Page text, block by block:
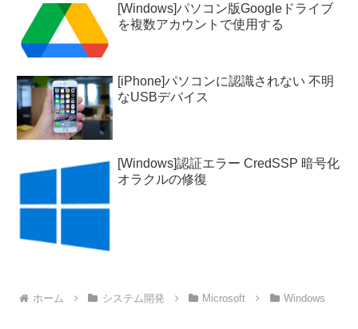
[Windows]パソコン版Googleドライブ
を複数アカウントで使用する
[iPhone]パソコンに認識されない 不明
なUSBデバイス
[Windows]認証エラー CredSSP 暗号化
オラクルの修復
ホーム システム開発 Microsoft Windows